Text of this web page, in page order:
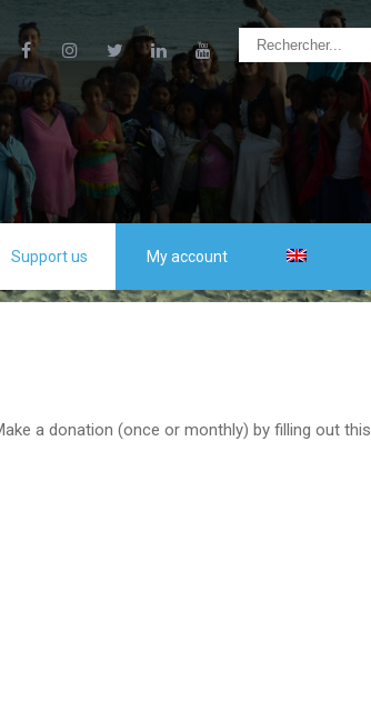
Support us My account
a donation (once or monthly) by filling out this